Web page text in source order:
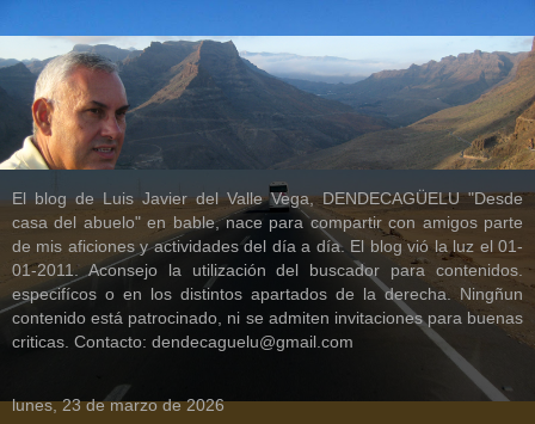
El blog de Luis Javier del Valle Vega, DENDECAGÜELU "Desde
casa del abuelo" en bable, nace para compartir con amigos parte
de mis aficiones y actividades del día a día. El blog vió la luz el 01-
01-2011. Aconsejo la utilización del buscador para contenidos.
especifícos o en los distintos apartados de la derecha. Ningñun
contenido está patrocinado, ni se admiten invitaciones para buenas
criticas. Contacto: dendecaguelu@gmail.com
lunes, 23 de marzo de 2026